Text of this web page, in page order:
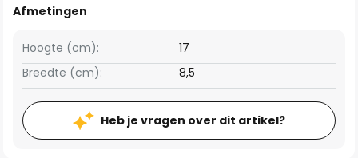
Afmetingen
Breedte (cm): 8,5
Hoogte (cm): 17
Heb je vragen over dit artikel?